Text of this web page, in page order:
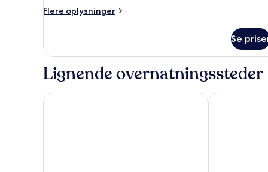
Flere oplysninger
Flere
Se
Lignende overnatningssteder
Hampton by Hilton Munich City NorthDEIN APART